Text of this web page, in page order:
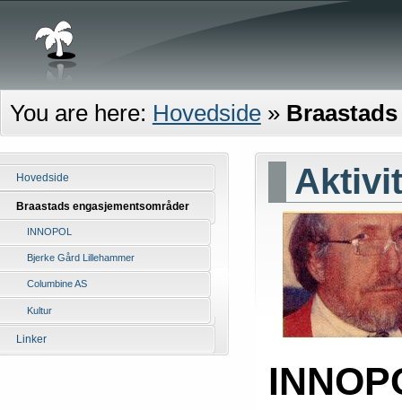
You are here: Hovedside»
Hovedside
Braastads engasjementsområder
INNOPOL
Bjerke Gård Lillehammer
Columbine AS
Kultur
Linker